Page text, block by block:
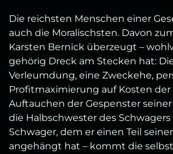
Die reichsten Menschen einer
auch die Moralischsten. Davon
Karsten Bernick überzeugt –
gehörig Dreck am Stecken hat:
Verleumdung, eine Zweckehe,
Profitmaximierung auf Kosten der
Auftauchen der Gespenster
die Halbschwester des
Schwager, dem er einen Teil
angehängt hat – kommt die